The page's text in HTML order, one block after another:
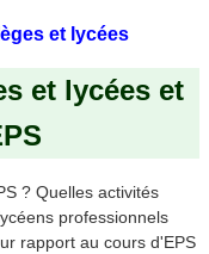
et lycées
et lycées et
? Quelles activités
professionnels
rapport au cours d'EPS